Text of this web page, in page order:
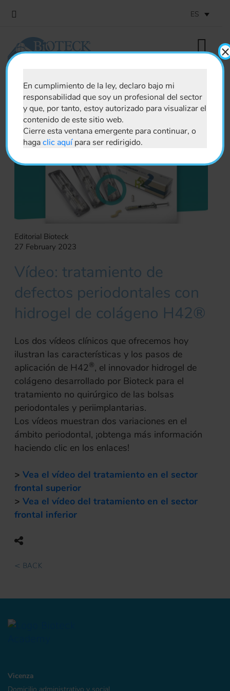
ES
News
Editorial Bioteck
27 February 2023
Vídeo: tratamiento de
defectos periodontales con
hidrogel de colágeno H42®
Los dos vídeos clínicos que ofrecemos hoy
ilustran las características y los pasos de
aplicación de H42®, el innovador hidrogel de
colágeno desarrollado por Bioteck para el
tratamiento no quirúrgico de las bolsas
periodontales y periimplantarias.
Los vídeos muestran dos variaciones en el
ámbito periodontal, ¡obtenga más información
haciendo clic en los enlaces!
> Vea el vídeo del tratamiento en el sector
frontal superior
> Vea el vídeo del tratamiento en el sector
frontal inferior
< BACK
Vicenza
En cumplimiento de la ley, declaro bajo mi
responsabilidad que soy un profesional del sector
y que, por tanto, estoy autorizado para visualizar el
contenido de este sitio web.
Cierre esta ventana emergente para continuar, o
hagaclic aquípara ser redirigido.
×